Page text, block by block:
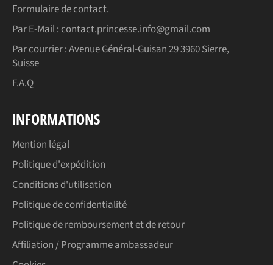
Formulaire de contact.
Par E-Mail : contact.princesse.info@gmail.com
Par courrier : Avenue Général-Guisan 29 3960 Sierre,
Suisse
F.A.Q
INFORMATIONS
Mention légal
Politique d'expédition
Conditions d'utilisation
Politique de confidentialité
Politique de remboursement et de retour
Affiliation / Programme ambassadeur